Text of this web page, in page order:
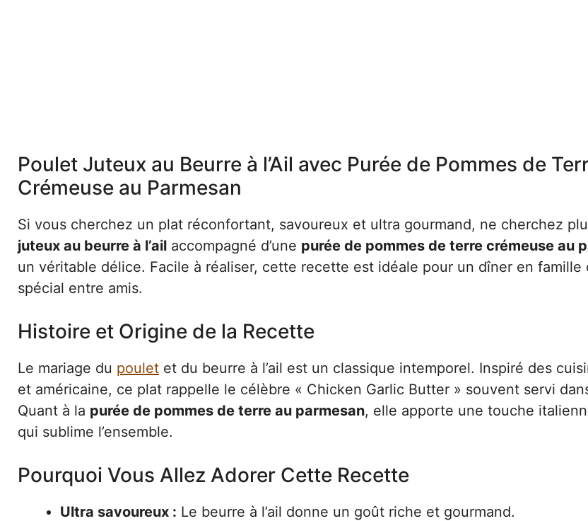
Poulet Juteux au Beurre à l’Ail avec Purée de Pommes de
Crémeuse au Parmesan
Si vous cherchez un plat réconfortant, savoureux et ultra gourmand, ne cherchez
juteux au beurre à l’ail accompagné d’une purée de pommes de terre crémeuse au
un véritable délice. Facile à réaliser, cette recette est idéale pour un dîner en famille
spécial entre amis.
Histoire et Origine de la Recette
Le mariage du poulet et du beurre à l’ail est un classique intemporel. Inspiré des
et américaine, ce plat rappelle le célèbre « Chicken Garlic Butter » souvent servi
Quant à la purée de pommes de terre au parmesan, elle apporte une touche
qui sublime l’ensemble.
Pourquoi Vous Allez Adorer Cette Recette
Ultra savoureux : Le beurre à l’ail donne un goût riche et gourmand.